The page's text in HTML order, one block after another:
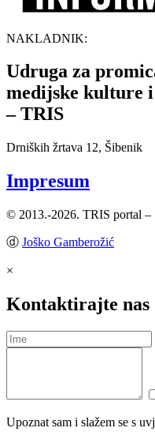
NAKLADNIK:
Udruga za
medijske kulture
– TRIS
Drniških žrtava 12, Šibenik
Impresum
© 2013.-2026. TRIS portal –
ⓓ Joško Gamberožić
×
Kontaktirajte nas
Upoznat sam i slažem se s